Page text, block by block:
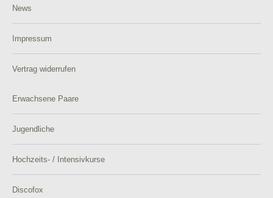
News
Impressum
Vertrag widerrufen
Erwachsene Paare
Jugendliche
Hochzeits- / Intensivkurse
Discofox